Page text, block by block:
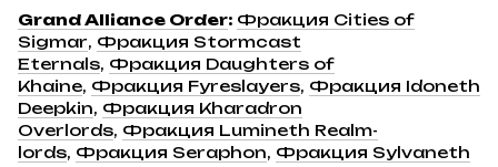
Grand Alliance Order: Фракция Cities of
Sigmar, Фракция Stormcast
Eternals, Фракция Daughters of
Khaine, Фракция Fyreslayers, Фракция Idoneth
Deepkin, Фракция Kharadron
Overlords, Фракция Lumineth Realm-
lords, Фракция Seraphon, Фракция Sylvaneth